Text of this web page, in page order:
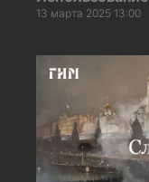
13 марта 2025 13:00